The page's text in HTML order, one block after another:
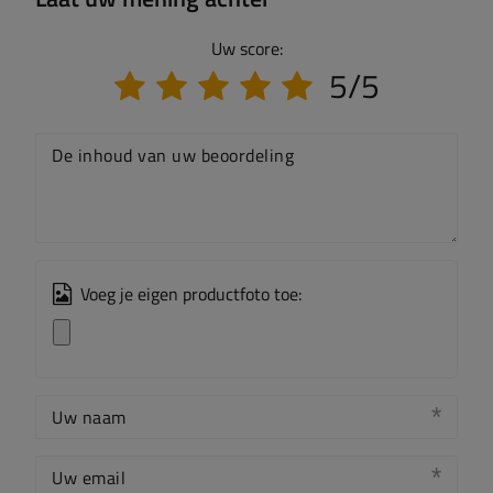
Uw score:
5/5
De inhoud van uw beoordeling
Voeg je eigen productfoto toe:
Uw naam
Uw email